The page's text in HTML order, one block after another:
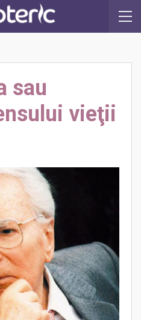
sau
vieţii